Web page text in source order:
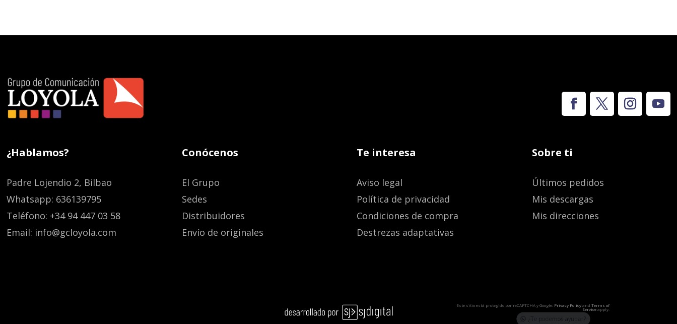
¿Hablamos?
Padre Lojendio 2, Bilbao
Whatsapp: 636139795
Teléfono: +34 94 447 03 58
Email: info@gcloyola.com
Conócenos
El Grupo
Sedes
Distribuidores
Envío de originales
Te interesa
Aviso legal
Política de privacidad
Condiciones de compra
Destrezas adaptativas
Sobre ti
Últimos pedidos
Mis descargas
Mis direcciones
¿Te podemos ayudar?
Este sitio está protegido por reCAPTCHA y Google: Privacy Policyand Terms of
Serviceapply.